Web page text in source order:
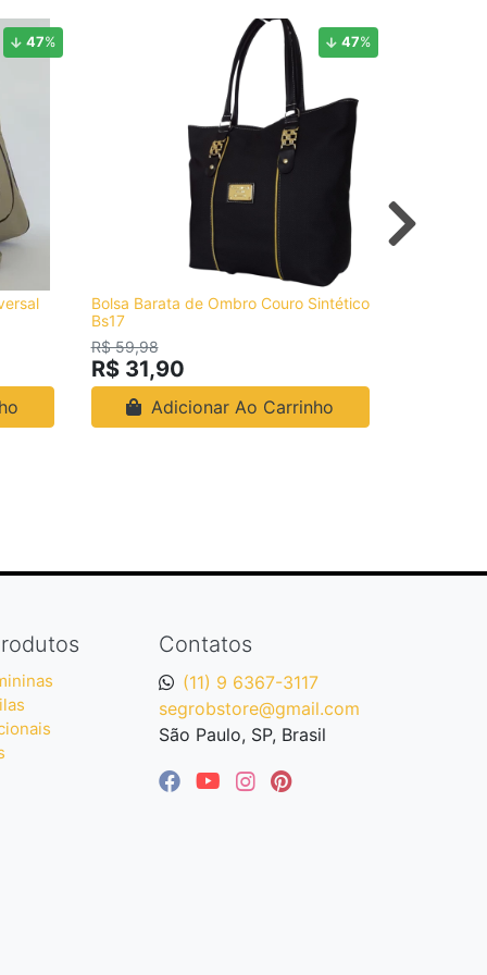
47% 47%
Bolsa Barata de Ombro Couro Sintético
Bs17
R$ 59,98
R$ 31,90
Adicionar Ao Carrinho
Contatos
(11) 9 6367-3117
segrobstore@gmail.com
São Paulo, SP, Brasil